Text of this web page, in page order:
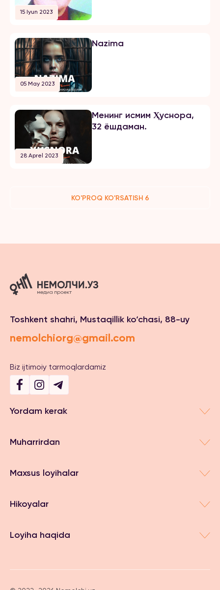
15 Iyun 2023
05 May 2023
Nazima
28 Aprel 2023
Менинг исмим Ҳуснора,
32 ёшдаман.
KO'PROQ KO'RSATISH 6
Toshkent shahri, Mustaqillik ko‘chasi, 88-uy
nemolchiorg@gmail.com
Biz ijtimoiy tarmoqlardamiz
Yordam kerak
Muharrirdan
Maxsus loyihalar
Hikoyalar
Loyiha haqida